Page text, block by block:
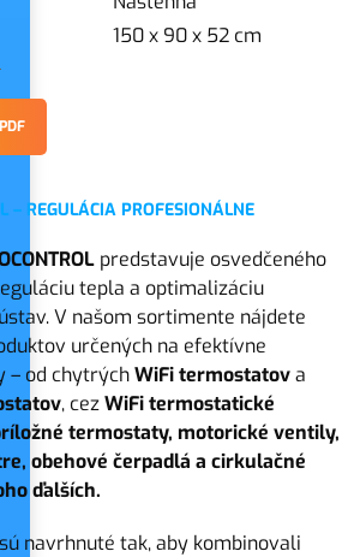
150 x 90 x 52 cm
– REGULÁCIA PROFESIONÁLNE
predstavuje osvedčeného
tepla a optimalizáciu
V našom sortimente nájdete
určených na efektívne
– od chytrýchWiFi termostatova
, cezWiFi termostatické
termostaty, motorické ventily,
obehové čerpadlá a cirkulačné
ďalších.
navrhnuté tak, aby kombinovali